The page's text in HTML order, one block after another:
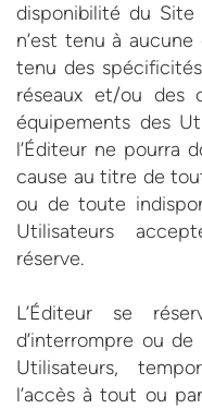
disponibilité du Site
n’est tenu à
tenu des
réseaux et/ou des
équipements des
l’Éditeur ne pourra
cause au titre de
ou de toute
Utilisateurs
réserve.
L’Éditeur se
d’interrompre ou
Utilisateurs,
l’accès à tout ou